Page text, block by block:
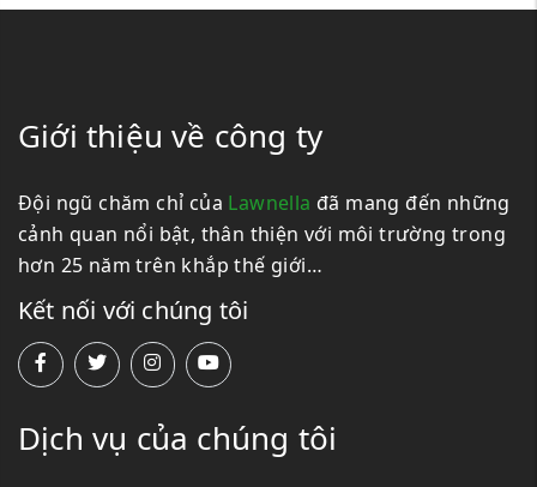
Giới thiệu về công ty
Đội ngũ chăm chỉ của Lawnella đã mang đến những
cảnh quan nổi bật, thân thiện với môi trường trong
hơn 25 năm trên khắp thế giới…
Kết nối với chúng tôi
Dịch vụ của chúng tôi